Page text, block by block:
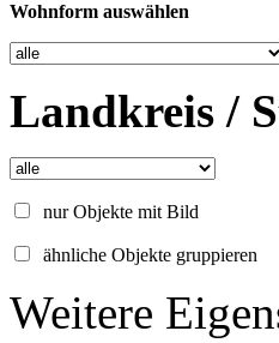
Wohnform auswählen
Landkreis /
nur Objekte mit Bild
ähnliche Objekte gruppieren
Weitere